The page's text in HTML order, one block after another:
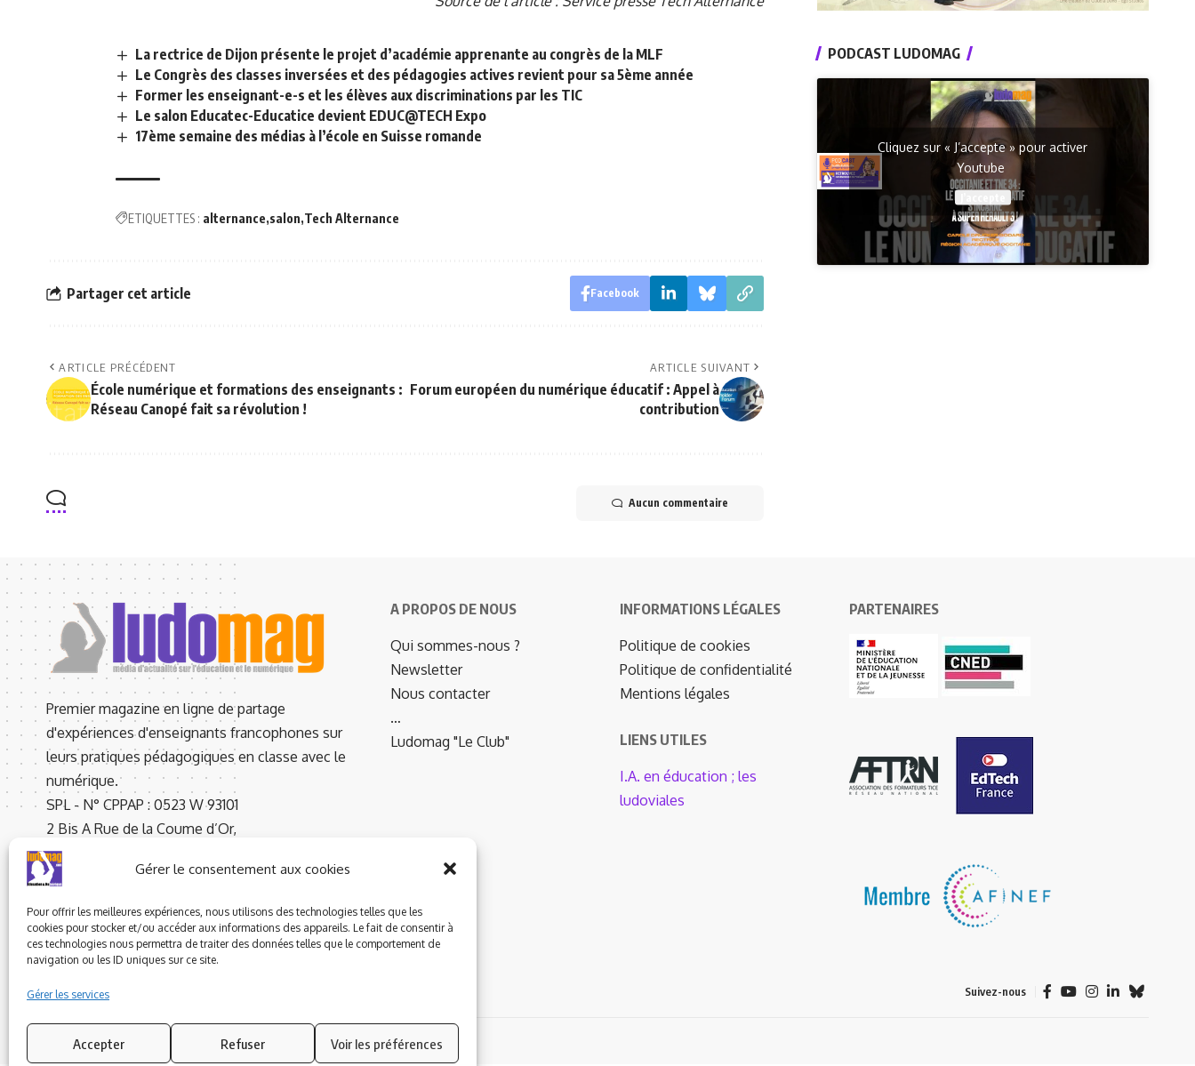
Gérer le consentement aux cookies
Pour offrir les meilleures expériences, nous utilisons des technologies telles que les
cookies pour stocker et/ou accéder aux informations des appareils. Le fait de consentir à
ces technologies nous permettra de traiter des données telles que le comportement de
navigation ou les ID uniques sur ce site.
Gérer les services
Accepter Refuser Voir les préférences
La rectrice de Dijon présente le projet d’académie apprenante au congrès de la MLF
Le Congrès des classes inversées et des pédagogies actives revient pour sa 5ème année
Former les enseignant-e-s et les élèves aux discriminations par les TIC
Le salon Educatec-Educatice devient EDUC@TECH Expo
17ème semaine des médias à l’école en Suisse romande
ETIQUETTES : alternance salon Tech Alternance
Partager cet article Facebook
ARTICLE PRÉCÉDENT
École numérique et formations des enseignants :
Réseau Canopé fait sa révolution !
ARTICLE SUIVANT
Forum européen du numérique éducatif : Appel à
contribution
Aucun commentaire
PODCAST LUDOMAG
Cliquez sur « J’accepte » pour activer
Youtube
Premier magazine en ligne de partage
d'expériences d'enseignants francophones sur
leurs pratiques pédagogiques en classe avec le
numérique.
SPL - N° CPPAP : 0523 W 93101
2 Bis A Rue de la Coume d’Or,
66760 LATOUR DE CAROL - FRANCE
Rédaction : +33 01.83.62.94.53
A PROPOS DE NOUS
Qui sommes-nous ?
Newsletter
Nous contacter
…
Ludomag "Le Club"
INFORMATIONS LÉGALES
Politique de cookies
Politique de confidentialité
Mentions légales
LIENS UTILES
I.A. en éducation ; les
ludoviales
PARTENAIRES
Suivez-nous
© 2023 ludomag.com édité et géré par WOOMEET SAS, powered by Wordpress.